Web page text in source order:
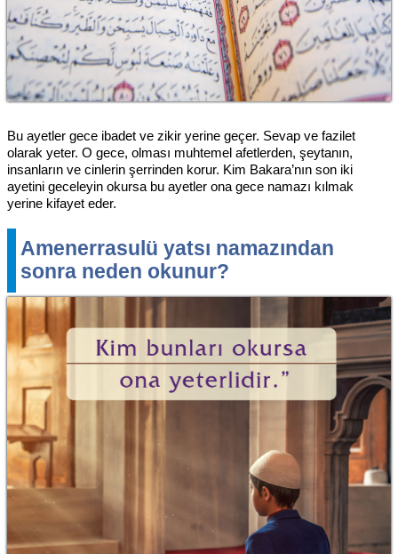
Bu ayetler gece ibadet ve zikir yerine geçer. Sevap ve fazilet
olarak yeter. O gece, olması muhtemel afetlerden, şeytanın,
insanların ve cinlerin şerrinden korur. Kim Bakara’nın son iki
ayetini geceleyin okursa bu ayetler ona gece namazı kılmak
yerine kifayet eder.
Amenerrasulü yatsı namazından
sonra neden okunur?